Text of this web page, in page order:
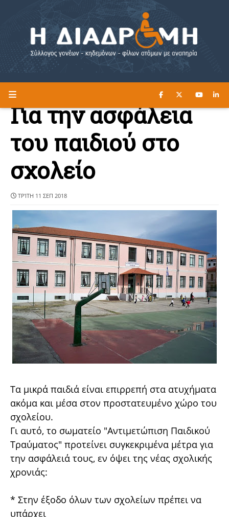
Η ΔΙΑΔΡΟΜΗ ΔΙΑΒΑΣΤΕ ΕΔΩ ►
Για την ασφάλεια
του παιδιού στο
σχολείο
ΤΡΊΤΗ 11 ΣΕΠ 2018
Τα μικρά παιδιά είναι επιρρεπή στα ατυχήματα
ακόμα και μέσα στον προστατευμένο χώρο του
σχολείου.
Γι αυτό, το σωματείο "Αντιμετώπιση Παιδικού
Τραύματος" προτείνει συγκεκριμένα μέτρα για
την ασφάλειά τους, εν όψει της νέας σχολικής
χρονιάς:
* Στην έξοδο όλων των σχολείων πρέπει να
υπάρχει